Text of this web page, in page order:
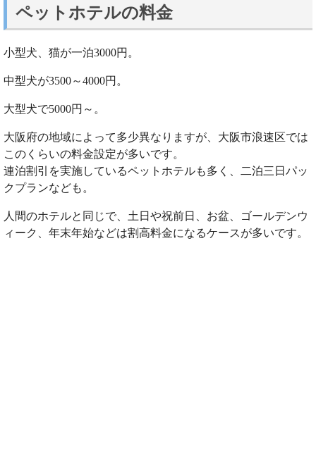
ペットホテルの料金
小型犬、猫が一泊3000円。
中型犬が3500～4000円。
大型犬で5000円～。
大阪府の地域によって多少異なりますが、大阪市浪速区では
このくらいの料金設定が多いです。
連泊割引を実施しているペットホテルも多く、二泊三日パッ
クプランなども。
人間のホテルと同じで、土日や祝前日、お盆、ゴールデンウ
ィーク、年末年始などは割高料金になるケースが多いです。